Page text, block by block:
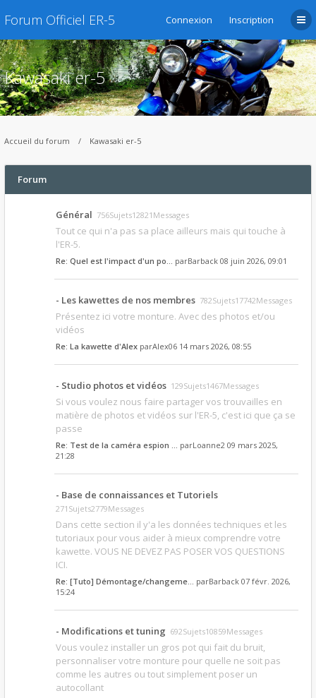
Forum Officiel ER-5 Connexion Inscription
Kawasaki er-5
Accueil du forum Kawasaki er-5
Forum
Général 756Sujets12821Messages
Tout ce qui n'a pas sa place ailleurs mais qui touche à
l'ER-5.
Re: Quel est l'impact d'un po… parBarback 08 juin 2026, 09:01
- Les kawettes de nos membres 782Sujets17742Messages
Présentez ici votre monture. Avec des photos et/ou
vidéos
Re: La kawette d'Alex parAlex06 14 mars 2026, 08:55
- Studio photos et vidéos 129Sujets1467Messages
Si vous voulez nous faire partager vos trouvailles en
matière de photos et vidéos sur l'ER-5, c'est ici que ça se
passe
Re: Test de la caméra espion … parLoanne2 09 mars 2025,
21:28
- Base de connaissances et Tutoriels
271Sujets2779Messages
Dans cette section il y'a les données techniques et les
tutoriaux pour vous aider à mieux comprendre votre
kawette. VOUS NE DEVEZ PAS POSER VOS QUESTIONS
ICI.
Re: [Tuto] Démontage/changeme… parBarback 07 févr. 2026,
15:24
- Modifications et tuning 692Sujets10859Messages
Vous voulez installer un gros pot qui fait du bruit,
personnaliser votre monture pour quelle ne soit pas
comme les autres ou tout simplement poser un
autocollant